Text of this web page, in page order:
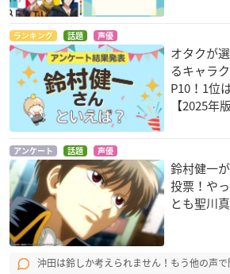
アクエリオンEVOL
カイエン・スズシロ
真剣で私に恋しなさ
い!!
師岡卓也
銀魂'(第2期)
沖田総悟
バトルスピリッツ ブ
レイヴ
ランキング 話題 声優
オタクが
るキャラ
P10！1位
【2025年版
アンケート 話題 声優
鈴村健一
投票！や
とも聖川
沖田は鈴しか考えられません！もう他の声で